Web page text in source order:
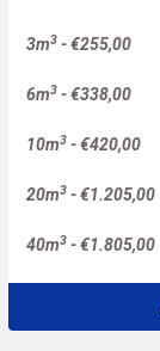
3m3 -€255,00
6m3 -€338,00
10m3 -€420,00
20m3 -€1.205,00
40m3 -€1.805,00